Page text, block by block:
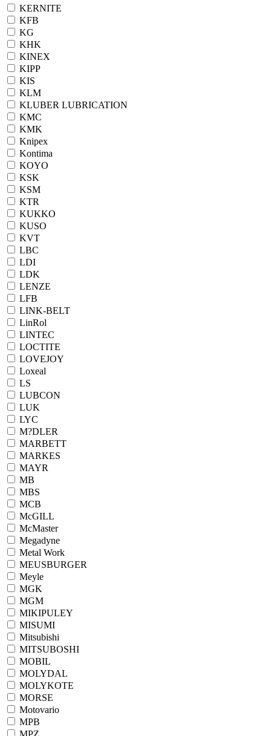
KERNITE
KFB
KG
KHK
KINEX
KIPP
KIS
KLM
KLUBER LUBRICATION
KMC
KMK
Knipex
Kontima
KOYO
KSK
KSM
KTR
KUKKO
KUSO
KVT
LBC
LDI
LDK
LENZE
LFB
LINK-BELT
LinRol
LINTEC
LOCTITE
LOVEJOY
Loxeal
LS
LUBCON
LUK
LYC
M?DLER
MARBETT
MARKES
MAYR
MB
MBS
MCB
McGILL
McMaster
Megadyne
Metal Work
MEUSBURGER
Meyle
MGK
MGM
MIKIPULEY
MISUMI
Mitsubishi
MITSUBOSHI
MOBIL
MOLYDAL
MOLYKOTE
MORSE
Motovario
MPB
MPZ